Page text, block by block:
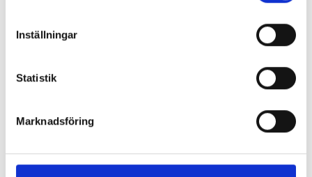
Inställningar
Statistik
Marknadsföring
”Public service behöver återta ägandet från
”SVT visar vetenskap – men får oss inte att tänka”